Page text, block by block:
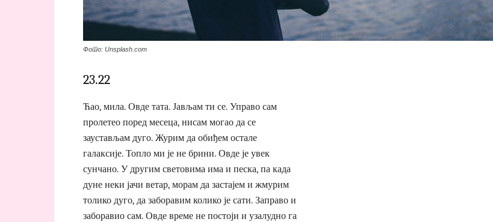
Фото: Unsplash.com
23.22
Ћао, мила. Овде тата. Јављам ти се. Управо сам
пролетео поред месеца, нисам могао да се
заустављам дуго. Журим да обиђем остале
галаксије. Топло ми је не брини. Овде је увек
сунчано. У другим световима има и песка, па када
дуне неки јачи ветар, морам да застајем и жмурим
толико дуго, да заборавим колико је сати. Заправо и
заборавио сам. Овде време не постоји и узалудно га